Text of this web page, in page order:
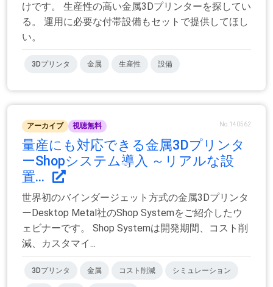
けです。 生産性の高い金属3Dプリンターを探してい
る。 運用に必要な付帯設備もセットで提供してほし
い。
3Dプリンタ 金属 生産性 設備
アーカイブ 視聴無料 No.140562
量産にも対応できる金属3Dプリンタ
ーShopシステム導入 ～リアルな設
置...
世界初のバインダージェット方式の金属3Dプリンタ
ーDesktop Metal社のShop Systemをご紹介したウ
ェビナーです。 Shop Systemは開発期間、コスト削
減、カスタマイ...
3Dプリンタ 金属 コスト削減 シミュレーション